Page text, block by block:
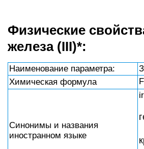
Физические
железа (III)*:
Наименование параметра:
Химическая формула
Синонимы и названия
иностранном языке